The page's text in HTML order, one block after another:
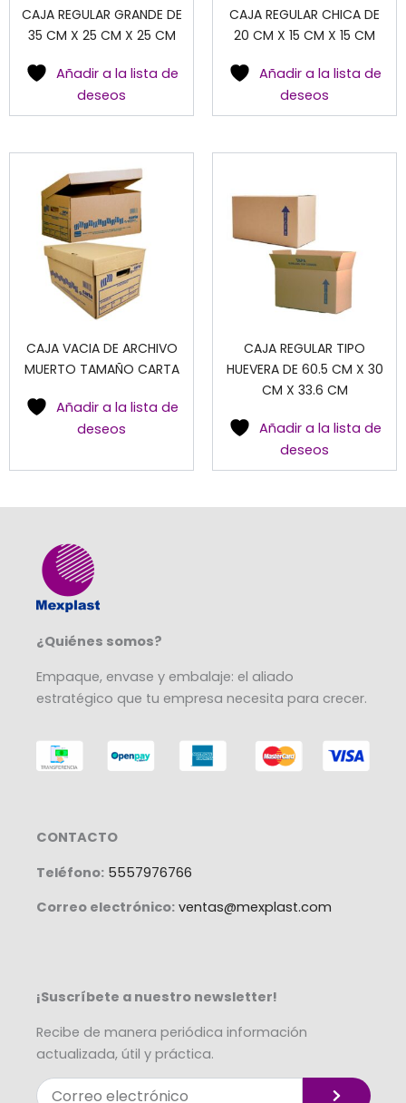
CAJA REGULAR GRANDE DE
35 CM X 25 CM X 25 CM
Añadir a la lista de
deseos
CAJA REGULAR CHICA DE
20 CM X 15 CM X 15 CM
Añadir a la lista de
deseos
CAJA VACIA DE ARCHIVO
MUERTO TAMAÑO CARTA
Añadir a la lista de
deseos
CAJA REGULAR TIPO
HUEVERA DE 60.5 CM X 30
CM X 33.6 CM
Añadir a la lista de
deseos
¿Quiénes somos?
Empaque, envase y embalaje: el aliado
estratégico que tu empresa necesita para crecer.
CONTACTO
Teléfono: 5557976766
Correo electrónico: ventas@mexplast.com
¡Suscríbete a nuestro newsletter!
Recibe de manera periódica información
actualizada, útil y práctica.
Correo
Enviar